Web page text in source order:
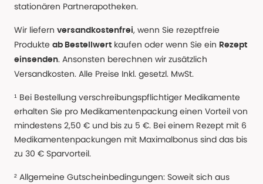
stationären Partnerapotheken.
Wir liefern versandkostenfrei, wenn Sie rezeptfreie
Produkte ab Bestellwert kaufen oder wenn Sie ein Rezept
einsenden. Ansonsten berechnen wir zusätzlich
Versandkosten. Alle Preise Inkl. gesetzl. MwSt.
¹ Bei Bestellung verschreibungspflichtiger Medikamente
erhalten Sie pro Medikamentenpackung einen Vorteil von
mindestens 2,50 € und bis zu 5 €. Bei einem Rezept mit 6
Medikamentenpackungen mit Maximalbonus sind das bis
zu 30 € Sparvorteil.
² Allgemeine Gutscheinbedingungen: Soweit sich aus